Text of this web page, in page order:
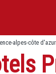
alpes-côte d'azur